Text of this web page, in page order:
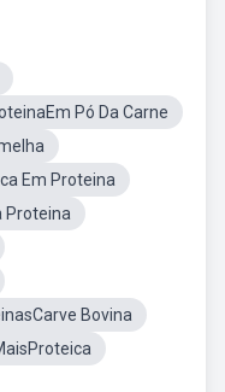
Pó Da Carne
Em Proteina
Proteina
Bovina